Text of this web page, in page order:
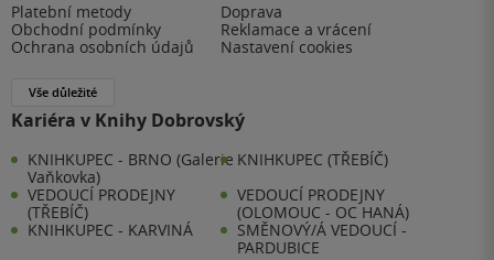
Platební metody
Doprava
Obchodní podmínky
Reklamace a vrácení
Ochrana osobních údajů
Nastavení cookies
Vše důležité
Kariéra v Knihy Dobrovský
KNIHKUPEC - BRNO (Galerie
Vaňkovka)
KNIHKUPEC (TŘEBÍČ)
VEDOUCÍ PRODEJNY
(TŘEBÍČ)
VEDOUCÍ PRODEJNY
(OLOMOUC - OC HANÁ)
KNIHKUPEC - KARVINÁ
SMĚNOVÝ/Á VEDOUCÍ -
PARDUBICE